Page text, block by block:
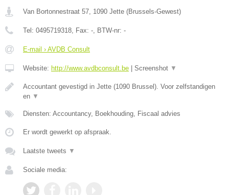
Van Bortonnestraat 57 1090 Jette (Brussels-Gewest)
Tel: 0495719318 , Fax: - , BTW-nr: -
E-mail › AVDB Consult
Website: http://www.avdbconsult.be | Screenshot ▼
Accountant gevestigd in Jette (1090 Brussel). Voor zelfstandigen
en ▼
Diensten: Accountancy, Boekhouding, Fiscaal advies
Er wordt gewerkt op afspraak.
Laatste tweets ▼
Sociale media: